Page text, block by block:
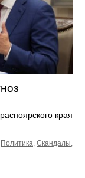
края
Политика, Скандалы,